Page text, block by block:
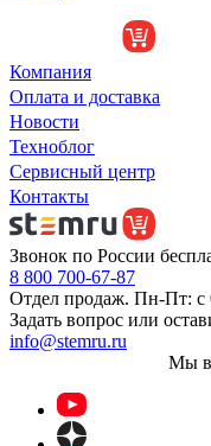
Компания
Оплата и доставка
Новости
Техноблог
Сервисный центр
Контакты
Звонок по России
8 800 700-67-87
Отдел продаж. Пн-Пт: с
Задать вопрос или
info@stemru.ru
Мы в